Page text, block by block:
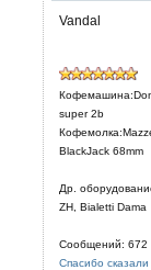
Vandal
super 2b
BlackJack 68mm
Др.
ZH, Bialetti Dama
Сообщений: 672
Спасибо